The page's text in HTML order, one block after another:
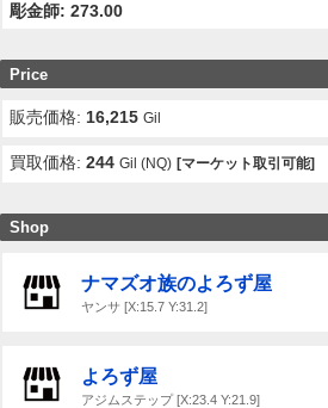
彫金師: 273.00
Price
販売価格: 16,215 Gil
買取価格:244 Gil (NQ) [マーケット取引可能]
Shop
ナマズオ族のよろず屋
ヤンサ [X:15.7 Y:31.2]
よろず屋
アジムステップ [X:23.4 Y:21.9]